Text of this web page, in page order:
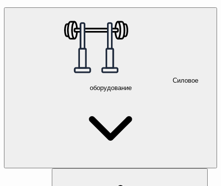
Силовое
оборудование